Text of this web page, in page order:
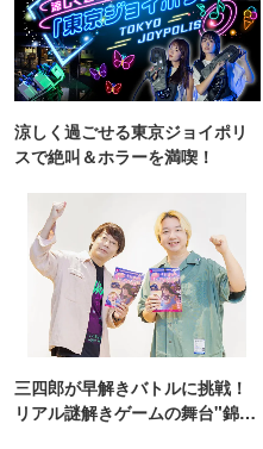
涼しく過ごせる東京ジョイポリ
スで絶叫＆ホラーを満喫！
三四郎が早解きバトルに挑戦！
リアル謎解きゲームの舞台"錦糸